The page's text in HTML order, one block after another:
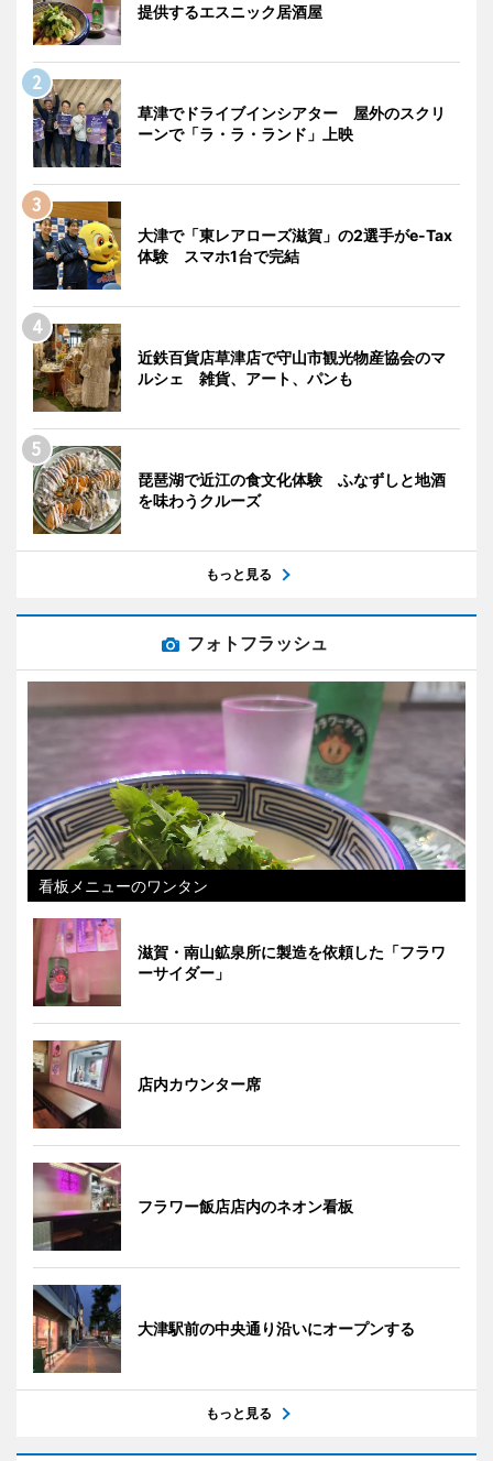
提供するエスニック居酒屋
草津でドライブインシアター 屋外のスクリ
ーンで「ラ・ラ・ランド」上映
大津で「東レアローズ滋賀」の2選手がe-Tax
体験 スマホ1台で完結
近鉄百貨店草津店で守山市観光物産協会のマ
ルシェ 雑貨、アート、パンも
琵琶湖で近江の食文化体験 ふなずしと地酒
を味わうクルーズ
もっと見る
フォトフラッシュ
看板メニューのワンタン
滋賀・南山鉱泉所に製造を依頼した「フラワ
ーサイダー」
店内カウンター席
フラワー飯店店内のネオン看板
大津駅前の中央通り沿いにオープンする
もっと見る